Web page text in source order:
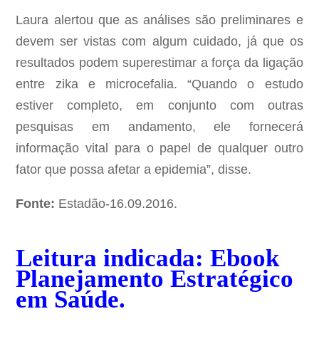
Laura alertou que as análises são preliminares e
devem ser vistas com algum cuidado, já que os
resultados podem superestimar a força da ligação
entre zika e microcefalia. “Quando o estudo
estiver completo, em conjunto com outras
pesquisas em andamento, ele fornecerá
informação vital para o papel de qualquer outro
fator que possa afetar a epidemia”, disse.
Fonte: Estadão-16.09.2016.
Leitura indicada: Ebook
Planejamento Estratégico
em Saúde.